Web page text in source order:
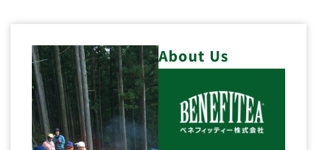
About Us